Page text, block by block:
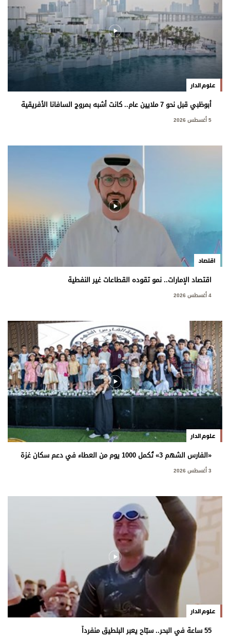
علوم الدار
أبوظبي قبل نحو 7 ملايين عام.. كانت أشبه بمروج السافانا الأفريقية
5 أغسطس 2026
اقتصاد
اقتصاد الإمارات.. نمو تقوده القطاعات غير النفطية
4 أغسطس 2026
علوم الدار
«الفارس الشهم 3» تُكمل 1000 يوم من العطاء في دعم سكان غزة
3 أغسطس 2026
علوم الدار
55 ساعة في البحر.. سبّاح يعبر البلطيق منفرداً